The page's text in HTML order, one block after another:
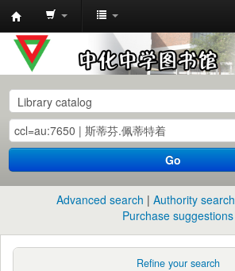
中
化
中
学
图
书
馆
目
Go
Advanced search Authority search
Purchase suggestions
Refine your search